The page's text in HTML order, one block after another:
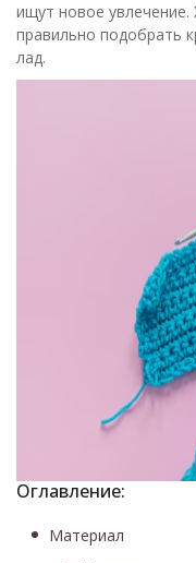
ищут новое
правильно подобрать
лад.
Оглавление:
Материал